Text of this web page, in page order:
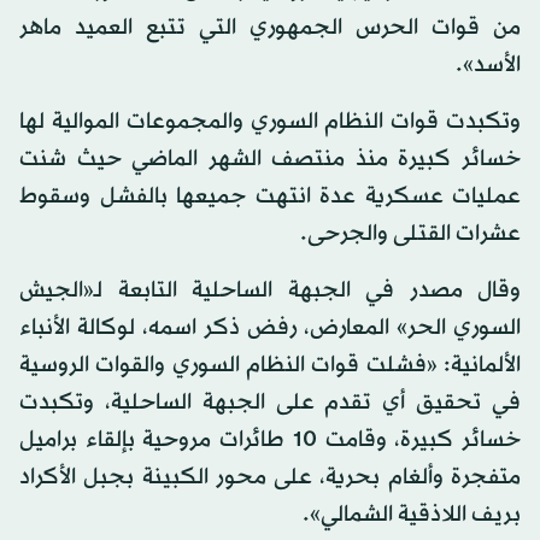
من قوات الحرس الجمهوري التي تتبع العميد ماهر
الأسد».
وتكبدت قوات النظام السوري والمجموعات الموالية لها
خسائر كبيرة منذ منتصف الشهر الماضي حيث شنت
عمليات عسكرية عدة انتهت جميعها بالفشل وسقوط
عشرات القتلى والجرحى.
وقال مصدر في الجبهة الساحلية التابعة لـ«الجيش
السوري الحر» المعارض، رفض ذكر اسمه، لوكالة الأنباء
الألمانية: «فشلت قوات النظام السوري والقوات الروسية
في تحقيق أي تقدم على الجبهة الساحلية، وتكبدت
خسائر كبيرة، وقامت 10 طائرات مروحية بإلقاء براميل
متفجرة وألغام بحرية، على محور الكبينة بجبل الأكراد
بريف اللاذقية الشمالي».